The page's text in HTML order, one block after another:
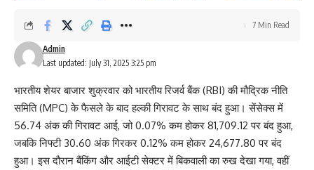
Last updated: July 31, 2025 3:25 pm
Admin
7 Min Read
भारतीय शेयर बाजार शुक्रवार को भारतीय रिजर्व बैंक (RBI) की मौद्रिक नीति
समिति (MPC) के फैसले के बाद हल्की गिरावट के साथ बंद हुआ। सेंसेक्स में
56.74 अंक की गिरावट आई, जो 0.07% कम होकर 81,709.12 पर बंद हुआ,
जबकि निफ्टी 30.60 अंक गिरकर 0.12% कम होकर 24,677.80 पर बंद
हुआ। इस दौरान बैंकिंग और आईटी सेक्टर में बिकवाली का रुख देखा गया, वहीं